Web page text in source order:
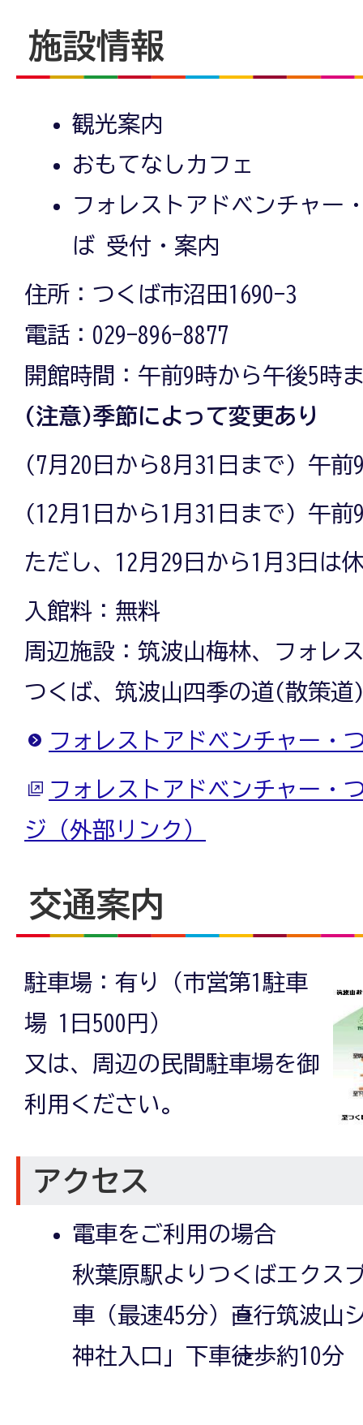
施設情報
観光案内
おもてなしカフェ
フォレストアドベンチャー
ば 受付・案内
住所：つくば市沼田1690-3
電話：029-896-8877
開館時間：午前9時から午後5時
(注意)季節によって変更あり
(7月20日から8月31日まで) 午前
(12月1日から1月31日まで) 午前
ただし、12月29日から1月3日は
入館料：無料
周辺施設：筑波山梅林、フォレ
つくば、筑波山四季の道(散策道
フォレストアドベンチャー・
フォレストアドベンチャー・
ジ（外部リンク）
交通案内
駐車場：有り（市営第1駐車
場 1日500円）
又は、周辺の民間駐車場を御
利用ください。
アクセス
電車をご利用の場合
秋葉原駅よりつくばエクス
車（最速45分）→直行筑波山
神社入口」下車→徒歩約10分